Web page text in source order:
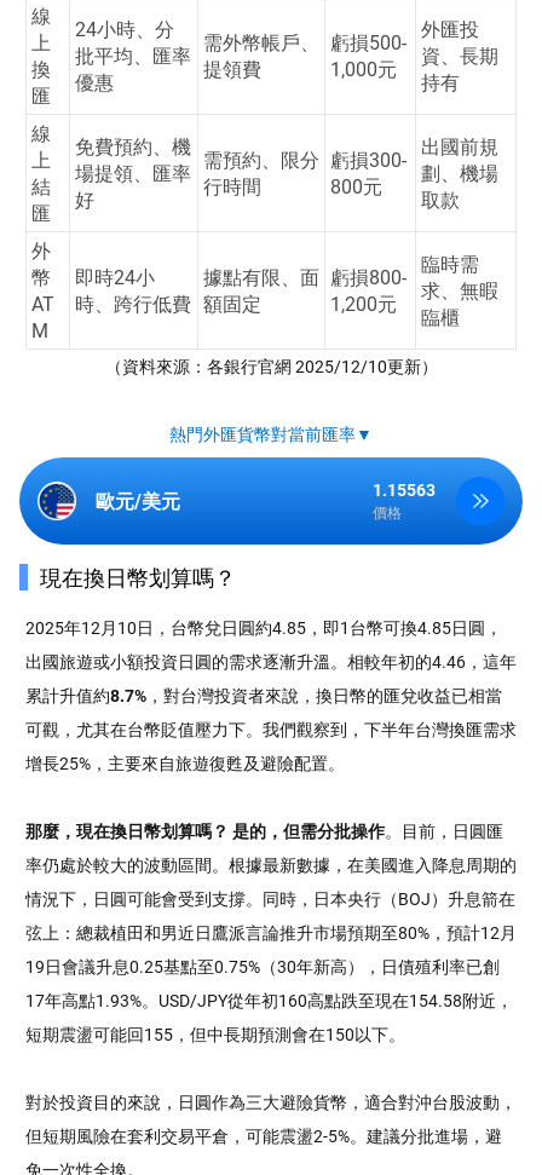
線
上
換
匯
24小時、分
批平均、匯率
優惠
需外幣帳戶、
提領費
虧損500-
1,000元
外匯投
資、長期
持有
線
上
結
匯
免費預約、機
場提領、匯率
好
需預約、限分
行時間
虧損300-
800元
出國前規
劃、機場
取款
外
幣
AT
M
即時24小
時、跨行低費
據點有限、面
額固定
虧損800-
1,200元
臨時需
求、無暇
臨櫃
（資料來源：各銀行官網 2025/12/10更新）
熱門外匯貨幣對當前匯率▼
歐元/美元 1.15563
價格
現在換日幣划算嗎？
2025年12月10日，台幣兌日圓約4.85，即1台幣可換4.85日圓，
出國旅遊或小額投資日圓的需求逐漸升溫。相較年初的4.46，這年
累計升值約8.7% ，對台灣投資者來說，換日幣的匯兌收益已相當
可觀，尤其在台幣貶值壓力下。我們觀察到，下半年台灣換匯需求
增長25%，主要來自旅遊復甦及避險配置。
那麼，現在換日幣划算嗎？ 是的，但需分批操作。 目前，日圓匯
率仍處於較大的波動區間。根據最新數據，在美國進入降息周期的
情況下，日圓可能會受到支撐。 同時，日本央行（BOJ）升息箭在
弦上：總裁植田和男近日鷹派言論推升市場預期至80%，預計12月
19日會議升息0.25基點至0.75%（30年新高），日債殖利率已創
17年高點1.93%。USD/JPY從年初160高點跌至現在154.58附近，
短期震盪可能回155，但中長期預測會在150以下。
對於投資目的來說，日圓作為三大避險貨幣，適合對沖台股波動，
但短期風險在套利交易平倉，可能震盪2-5%。建議分批進場，避
免一次性全換。